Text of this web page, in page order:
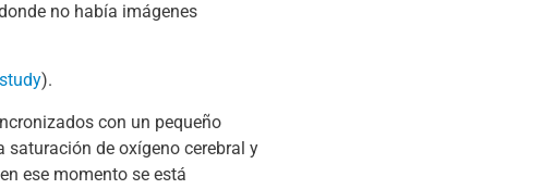
no había imágenes
).
con un pequeño
saturación de oxígeno cerebral y
ese momento se está